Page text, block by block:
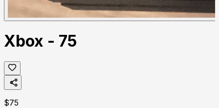
Xbox - 75
$75